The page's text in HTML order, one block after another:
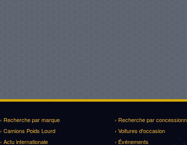
› Recherche par marque › Recherche par
› Camions Poids Lourd › Voitures d'occasion
› Actu internationale › Événements